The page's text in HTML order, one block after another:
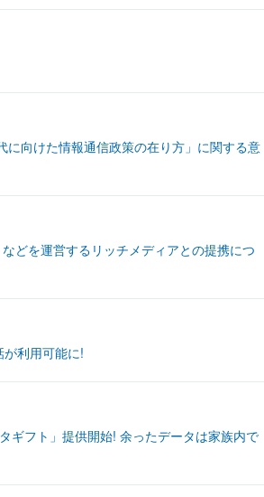
向けた情報通信政策の在り方」に関する意
どを運営するリッチメディアとの提携につ
利用可能に!
ギフト」提供開始! 余ったデータは家族内で